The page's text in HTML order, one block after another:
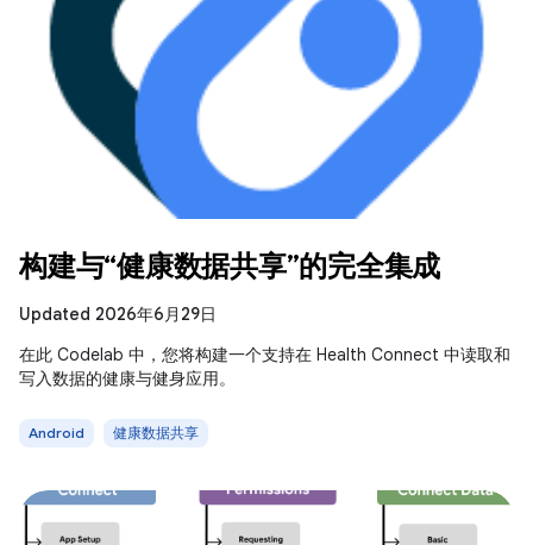
构建与“健康数据共享”的完全集成
Updated 2026年6月29日
在此 Codelab 中，您将构建一个支持在 Health Connect 中读取和
写入数据的健康与健身应用。
Android 健康数据共享